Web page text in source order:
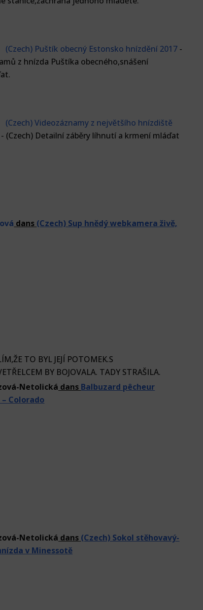
(Czech) Puštík obecný Estonsko hnízdění 2017 -
z hnízda Puštíka obecného,snášení
(Czech) Videozáznamy z největšího hnízdiště
- (Czech) Detailní záběry líhnutí a krmení mláďat
dans (Czech) Sup hnědý webkamera živě,
TO BYL JEJÍ POTOMEK.S
BY BOJOVALA. TADY STRAŠILA.
Netolická dans Balbuzard pêcheur
Colorado
Netolická dans (Czech) Sokol stěhovavý-
v Minessotě